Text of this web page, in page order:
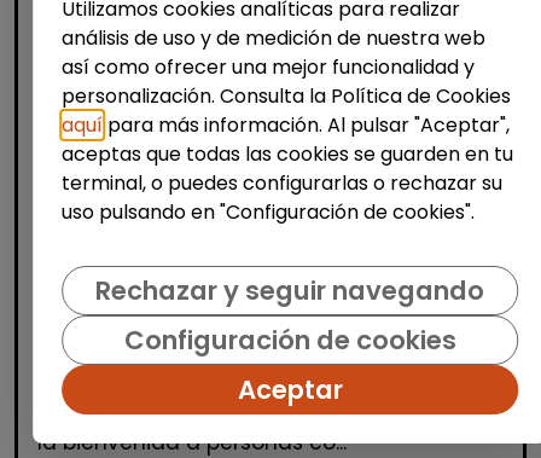
Producción, Industria y Calidad
Operario/a de manipulados
(aranjuez, madrid)
INTEGRANDES.ORG | España(Madrid)
Estamos buscando una persona para un
puesto de manipulados en nuestro Centro
Especial de Empleo. Trabajo a turnos en
horario de mañana, tarde y noche. Damos
la bienvenida a personas co...
Utilizamos cookies analíticas para realizar
análisis de uso y de medición de nuestra web
así como ofrecer una mejor funcionalidad y
personalización. Consulta la Política de Cookies
aquí para más información. Al pulsar "Aceptar",
aceptas que todas las cookies se guarden en tu
terminal, o puedes configurarlas o rechazar su
uso pulsando en "Configuración de cookies".
Rechazar y seguir navegando
Configuración de cookies
Aceptar